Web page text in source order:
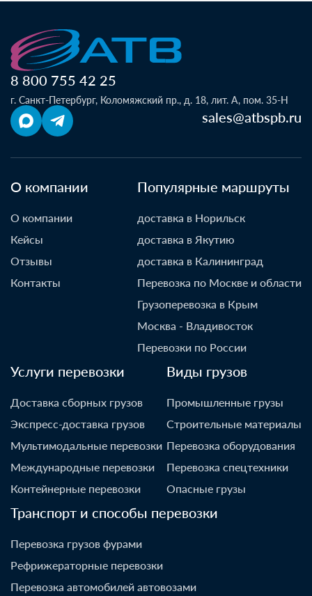
8 800 755 42 25
г. Санкт-Петербург, Коломяжский пр., д. 18, лит. А, пом. 35-Н
sales@atbspb.ru
О компании
О компании
Кейсы
Отзывы
Контакты
Популярные маршруты
доставка в Норильск
доставка в Якутию
доставка в Калининград
Перевозка по Москве и области
Грузоперевозка в Крым
Москва - Владивосток
Перевозки по России
Услуги перевозки
Доставка сборных грузов
Экспресс-доставка грузов
Мультимодальные перевозки
Международные перевозки
Контейнерные перевозки
Виды грузов
Промышленные грузы
Строительные материалы
Перевозка оборудования
Перевозка спецтехники
Опасные грузы
Транспорт и способы перевозки
Перевозка грузов фурами
Рефрижераторные перевозки
Перевозка автомобилей автовозами